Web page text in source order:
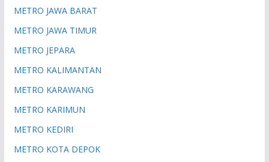
METRO JAWA BARAT
METRO JAWA TIMUR
METRO JEPARA
METRO KALIMANTAN
METRO KARAWANG
METRO KARIMUN
METRO KEDIRI
METRO KOTA DEPOK